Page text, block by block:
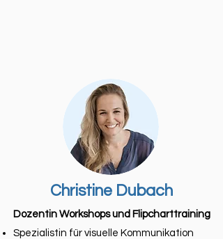
Christine Dubach
Dozentin Workshops und Flipcharttraining
Spezialistin für visuelle Kommunikation​